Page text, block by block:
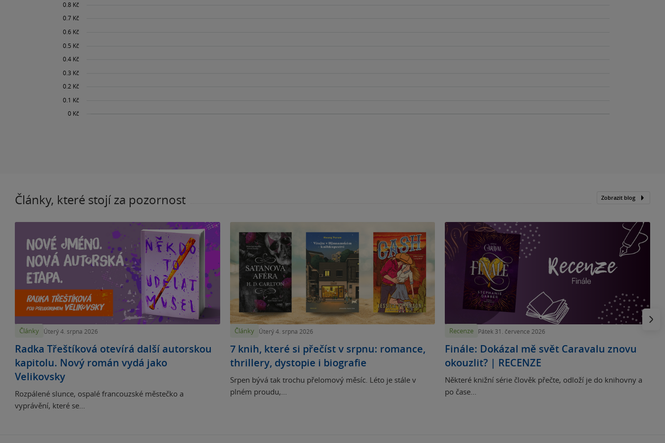
Články, které stojí za pozornost Zobrazit blog
Články Úterý 4. srpna 2026
Radka Třeštíková otevírá další autorskou
kapitolu. Nový román vydá jako
Velikovsky
Rozpálené slunce, ospalé francouzské městečko a
vyprávění, které se...
Články Úterý 4. srpna 2026
7 knih, které si přečíst v srpnu: romance,
thrillery, dystopie i biografie
Srpen bývá tak trochu přelomový měsíc. Léto je stále v
plném proudu,...
Recenze Pátek 31. července 2026
Finále: Dokázal mě svět Caravalu znovu
okouzlit? | RECENZE
Některé knižní série člověk přečte, odloží je do knihovny a
po čase...